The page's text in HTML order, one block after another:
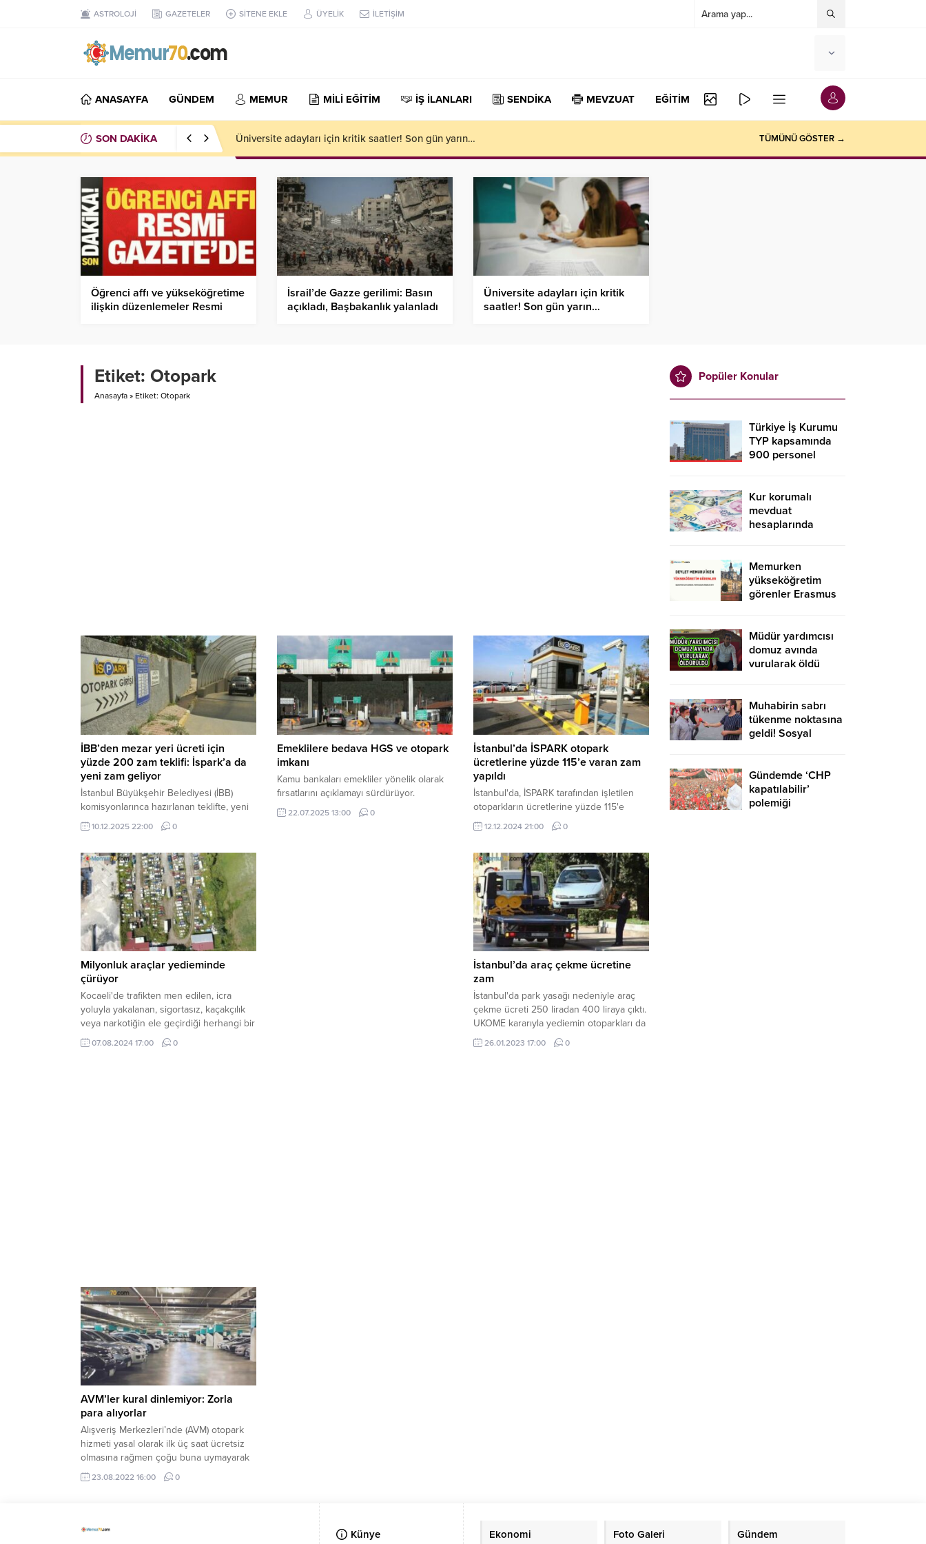
ASTROLOJİ GAZETELER SİTENE EKLE ÜYELİK İLETİŞİM
ANASAYFA GÜNDEM MEMUR MİLİ EĞİTİM İŞ İLANLARI SENDİKA MEVZUAT EĞİTİM
SON DAKİKA Üniversite adayları için kritik saatler! Son gün yarın… TÜMÜNÜ GÖSTER →
Öğrenci affı ve yükseköğretime
ilişkin düzenlemeler Resmi
İsrail’de Gazze gerilimi: Basın
açıkladı, Başbakanlık yalanladı
Üniversite adayları için kritik
saatler! Son gün yarın…
Etiket: Otopark
Anasayfa » Etiket: Otopark
İBB’den mezar yeri ücreti için
yüzde 200 zam teklifi: İspark’a da
yeni zam geliyor
İstanbul Büyükşehir Belediyesi (İBB)
komisyonlarınca hazırlanan teklifte, yeni
yılda 17 bin 904 lira olan mezar yeri
ücretinin yüzde 200 zamla 53 bin 712
içinde yüzde 33 zam teklifi yaptı.
10.12.2025 22:00 0
Emeklilere bedava HGS ve otopark
imkanı
Kamu bankaları emekliler yönelik olarak
fırsatlarını açıklamayı sürdürüyor.
22.07.2025 13:00 0
İstanbul’da İSPARK otopark
ücretlerine yüzde 115’e varan zam
yapıldı
İstanbul'da, İSPARK tarafından işletilen
otoparkların ücretlerine yüzde 115'e
varan oranda zam yapıldı.
12.12.2024 21:00 0
Milyonluk araçlar yedieminde
çürüyor
Kocaeli'de trafikten men edilen, icra
yoluyla yakalanan, sigortasız, kaçakçılık
veya narkotiğin ele geçirdiği herhangi bir
ceza sebebiyle yediemin otoparkına
çekilen araçlar, yıllardır çürümeye yüz
07.08.2024 17:00 0
İstanbul’da araç çekme ücretine
zam
İstanbul'da park yasağı nedeniyle araç
çekme ücreti 250 liradan 400 liraya çıktı.
UKOME kararıyla yediemin otoparkları da
otomobiller için günlük 40 liraya çıktı.
26.01.2023 17:00 0
AVM’ler kural dinlemiyor: Zorla
para alıyorlar
Alışveriş Merkezleri’nde (AVM) otopark
hizmeti yasal olarak ilk üç saat ücretsiz
olmasına rağmen çoğu buna uymayarak
milyonlarca lira haksız ...
23.08.2022 16:00 0
Popüler Konular
Türkiye İş Kurumu
TYP kapsamında
900 personel
yapılır?
Kur korumalı
mevduat
hesaplarında
Memurken
yükseköğretim
görenler Erasmus
mi?
Müdür yardımcısı
domuz avında
vurularak öldü
Muhabirin sabrı
tükenme noktasına
geldi! Sosyal
Gündemde ‘CHP
kapatılabilir’
polemiği
Künye Ekonomi Foto Galeri Gündem